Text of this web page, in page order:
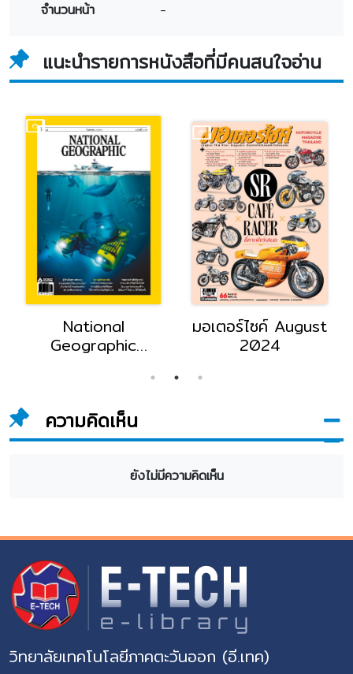
จำนวนหน้า
-
แนะนำรายการหนังสือที่มีคนสนใจอ่าน
National
Geographic
มอเตอร์ไซค์ August
2024
ความคิดเห็น
ยังไม่มีความคิดเห็น
วิทยาลัยเทคโนโลยีภาคตะวันออก (อี.เทค)